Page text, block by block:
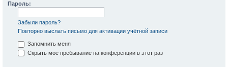
Пароль:
Забыли пароль?
Повторно выслать письмо для активации учётной записи
Запомнить меня
Скрыть моё пребывание на конференции в этот раз